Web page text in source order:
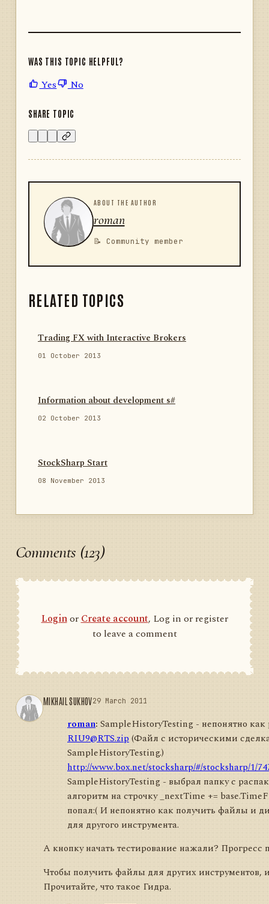
WAS THIS TOPIC HELPFUL?
Yes No
SHARE TOPIC
ABOUT THE AUTHOR
roman
📝 Community member
RELATED TOPICS
Trading FX with Interactive Brokers
01 October 2013
Information about development s#
02 October 2013
StockSharp Start
08 November 2013
Comments (123)
LoginorCreate account, Log in or register
to leave a comment
MIKHAIL SUKHOV29 March 2011
roman: SampleHistoryTesting - непонятно как
RIU9@RTS.zip(Файл с историческими
SampleHistoryTesting.)
http://www.box.net/stocksharp/#/stocksharp/1/
SampleHistoryTesting - выбрал папку с
алгоритм на строчку _nextTime +=
попал:( И непонятно как получить файлы и
для другого инструмента.
А кнопку начать тестирование нажали? Прогресс
Чтобы получить файлы для других инструментов,
Прочитайте, что такое Гидра.